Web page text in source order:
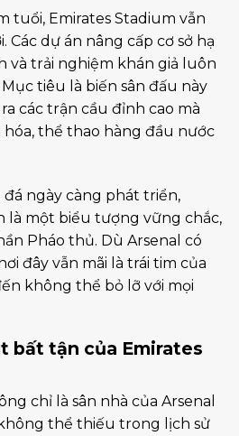
tuổi, Emirates Stadium vẫn
Các dự án nâng cấp cơ sở hạ
và trải nghiệm khán giả luôn
tiêu là biến sân đấu này
các trận cầu đỉnh cao mà
thể thao hàng đầu nước
ngày càng phát triển,
là một biểu tượng vững chắc,
Pháo thủ. Dù Arsenal có
đây vẫn mãi là trái tim của
không thể bỏ lỡ với mọi
bất tận của Emirates
chỉ là sân nhà của Arsenal
thể thiếu trong lịch sử